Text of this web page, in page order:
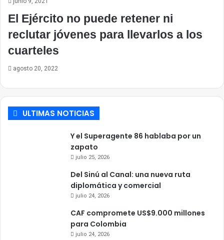
El Ejército no puede retener ni
reclutar jóvenes para llevarlos a los
cuarteles
agosto 20, 2022
ULTIMAS NOTICIAS
Y el Superagente 86 hablaba por un
zapato
julio 25, 2026
Del Sinú al Canal: una nueva ruta
diplomática y comercial
julio 24, 2026
CAF compromete US$9.000 millones
para Colombia
julio 24, 2026